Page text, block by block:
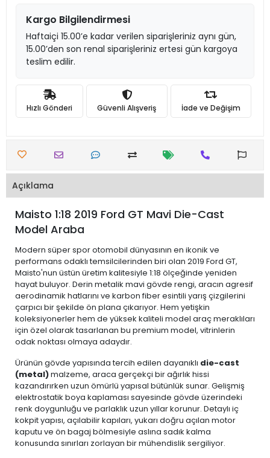
Kargo Bilgilendirmesi
Haftaiçi 15.00’e kadar verilen siparişleriniz aynı gün,
15.00’den son renal siparişleriniz ertesi gün kargoya
teslim edilir.
Hızlı Gönderi Güvenli Alışveriş İade ve Değişim
Açıklama
Maisto 1:18 2019 Ford GT Mavi Die-Cast
Model Araba
Modern süper spor otomobil dünyasının en ikonik ve
performans odaklı temsilcilerinden biri olan 2019 Ford GT,
Maisto'nun üstün üretim kalitesiyle 1:18 ölçeğinde yeniden
hayat buluyor. Derin metalik mavi gövde rengi, aracın agresif
aerodinamik hatlarını ve karbon fiber esintili yarış çizgilerini
çarpıcı bir şekilde ön plana çıkarıyor. Hem yetişkin
koleksiyonerler hem de yüksek kaliteli model araç meraklıları
için özel olarak tasarlanan bu premium model, vitrinlerin
odak noktası olmaya adaydır.
Ürünün gövde yapısında tercih edilen dayanıklı die-cast
(metal)malzeme, araca gerçekçi bir ağırlık hissi
kazandırırken uzun ömürlü yapısal bütünlük sunar. Gelişmiş
elektrostatik boya kaplaması sayesinde gövde üzerindeki
renk doygunluğu ve parlaklık uzun yıllar korunur. Detaylı iç
kokpit yapısı, açılabilir kapıları, yukarı doğru açılan motor
kaputu ve ön bagaj bölmesiyle aslına sadık kalma
konusunda sınırları zorlayan bir mühendislik sergiliyor.